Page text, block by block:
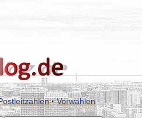
·Vorwahlen